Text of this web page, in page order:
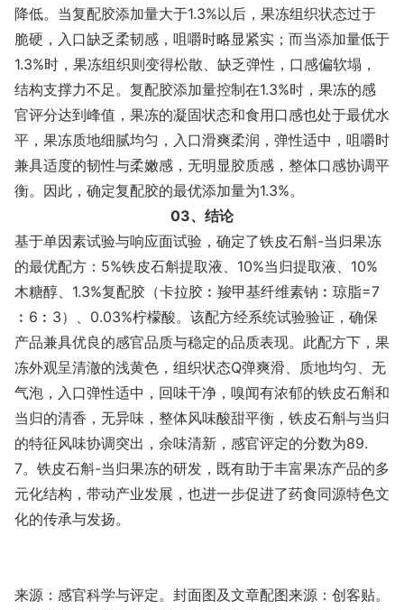
降低。当复配胶添加量大于1.3%以后，果冻组织状态过于
脆硬，入口缺乏柔韧感，咀嚼时略显紧实；而当添加量低于
1.3%时，果冻组织则变得松散、缺乏弹性，口感偏软塌，
结构支撑力不足。复配胶添加量控制在1.3%时，果冻的感
官评分达到峰值，果冻的凝固状态和食用口感也处于最优水
平，果冻质地细腻均匀，入口滑爽柔润，弹性适中，咀嚼时
兼具适度的韧性与柔嫩感，无明显胶质感，整体口感协调平
衡。因此，确定复配胶的最优添加量为1.3%。
03、结论
基于单因素试验与响应面试验，确定了铁皮石斛-当归果冻
的最优配方：5%铁皮石斛提取液、10%当归提取液、10%
木糖醇、1.3%复配胶（卡拉胶︰羧甲基纤维素钠︰琼脂=7
︰6︰3）、0.03%柠檬酸。该配方经系统试验验证，确保
产品兼具优良的感官品质与稳定的品质表现。此配方下，果
冻外观呈清澈的浅黄色，组织状态Q弹爽滑、质地均匀、无
气泡，入口弹性适中，回味干净，嗅闻有浓郁的铁皮石斛和
当归的清香，无异味，整体风味酸甜平衡，铁皮石斛与当归
的特征风味协调突出，余味清新，感官评定的分数为89.
7。铁皮石斛-当归果冻的研发，既有助于丰富果冻产品的多
元化结构，带动产业发展，也进一步促进了药食同源特色文
化的传承与发扬。
来源：感官科学与评定。封面图及文章配图来源：创客贴。